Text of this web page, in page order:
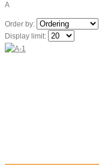
A
Order by:
Display limit: